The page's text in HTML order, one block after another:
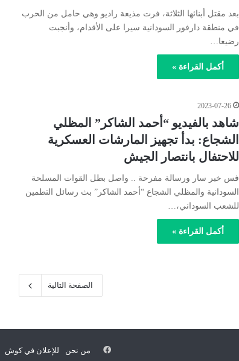
بعد مقتل أبنائها الثلاثة، فرت مذيعة راديو وهي حامل من الحرب
في منطقة دارفور السودانية سيرا على الأقدام، وأنجبت
رضيعا…
أكمل القراءة »
2023-07-26
شاهد بالفيديو “أحمد الشاكر” المظلي
الشجاع: بدأ تجهيز المارشات العسكرية
للاحتفال بانتصار الجيش
فس خبر سار ورسالة مفرحة .. واصل بطل القوات المسلحة
السودانية والمظلي الشجاع “أحمد الشاكر” بث رسائل التطمين
للشعب السوداني،…
أكمل القراءة »
الصفحة التالية
من نحن للإعلان في كوش فيسبوك